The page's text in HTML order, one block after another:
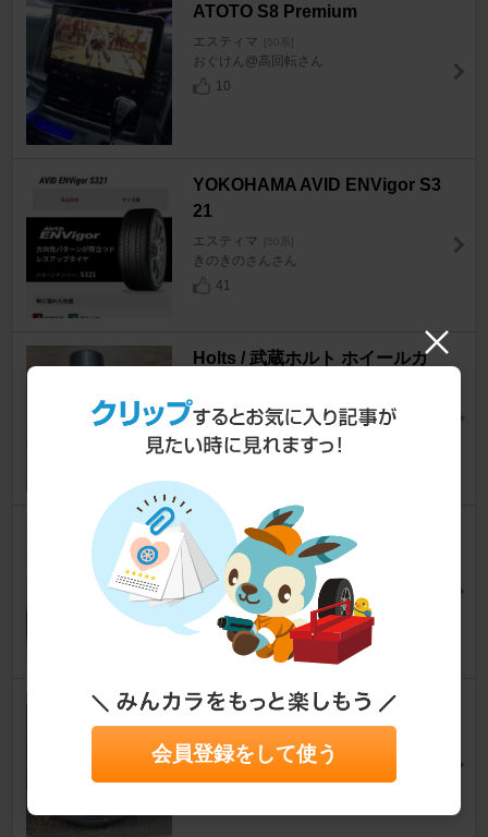
ATOTO S8 Premium
エスティマ [50系]
おぐけん@高回転さん
10
YOKOHAMA AVID ENVigor S3
21
エスティマ [50系]
きのきのさんさん
41
Holts / 武蔵ホルト ホイールカ
エスティマ [50系]
Hyper-Mixさん
32
MONSTA TERRAIN GRIPPER
エスティマ
ちゃぱぐり( ・∇・)ノさん
23
BRIDGESTONE REGNO GR-X
Ⅲ TYPE RV 225/50R18
エスティマ [50系]
LJSさん
会員登録をして使う